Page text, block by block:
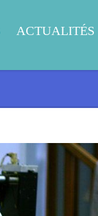
ACTUALITÉS